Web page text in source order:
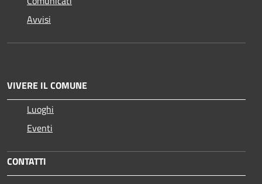
Avvisi
VIVERE IL COMUNE
Luoghi
Eventi
CONTATTI